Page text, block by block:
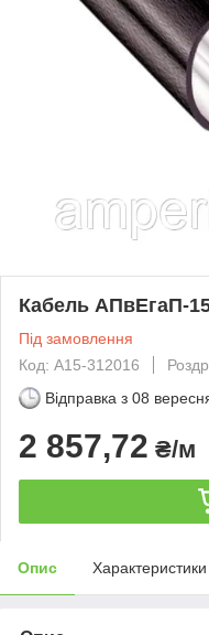
Кабель
Під замовлення
Код: А15-312016
Відправка з 08
2 857,72 ₴/м
Опис Характеристики